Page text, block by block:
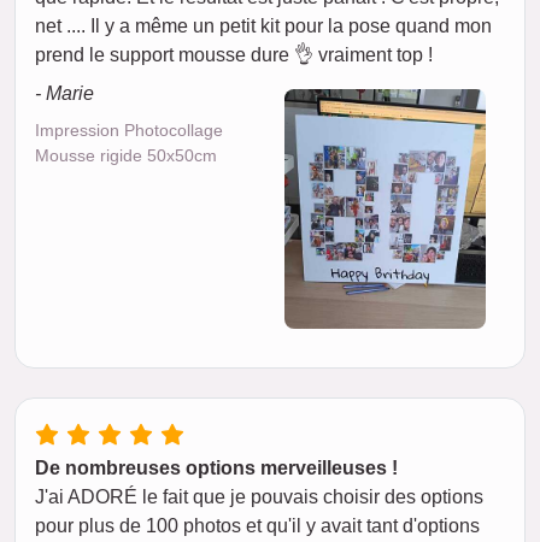
net .... Il y a même un petit kit pour la pose quand mon
prend le support mousse dure 👌 vraiment top !
- Marie
Impression Photocollage
Mousse rigide 50x50cm
De nombreuses options merveilleuses !
J'ai ADORÉ le fait que je pouvais choisir des options
pour plus de 100 photos et qu'il y avait tant d'options